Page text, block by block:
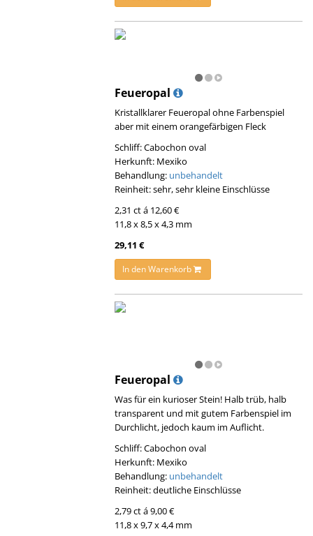
Feueropal
Kristallklarer Feueropal ohne Farbenspiel
aber mit einem orangefärbigen Fleck
Schliff: Cabochon oval
Herkunft: Mexiko
Behandlung: unbehandelt
Reinheit: sehr, sehr kleine Einschlüsse
2,31 ct á 12,60 €
11,8 x 8,5 x 4,3 mm
29,11 €
In den Warenkorb
Feueropal
Was für ein kurioser Stein! Halb trüb, halb
transparent und mit gutem Farbenspiel im
Durchlicht, jedoch kaum im Auflicht.
Schliff: Cabochon oval
Herkunft: Mexiko
Behandlung: unbehandelt
Reinheit: deutliche Einschlüsse
2,79 ct á 9,00 €
11,8 x 9,7 x 4,4 mm